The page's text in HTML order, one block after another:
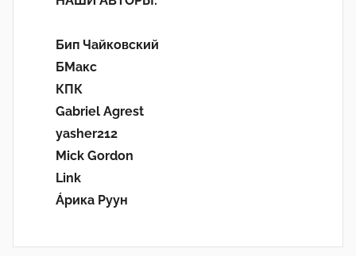
Бип Чайковский
БМакс
КПК
Gabriel Agrest
yasher212
Mick Gordon
Link
Áрика Руун